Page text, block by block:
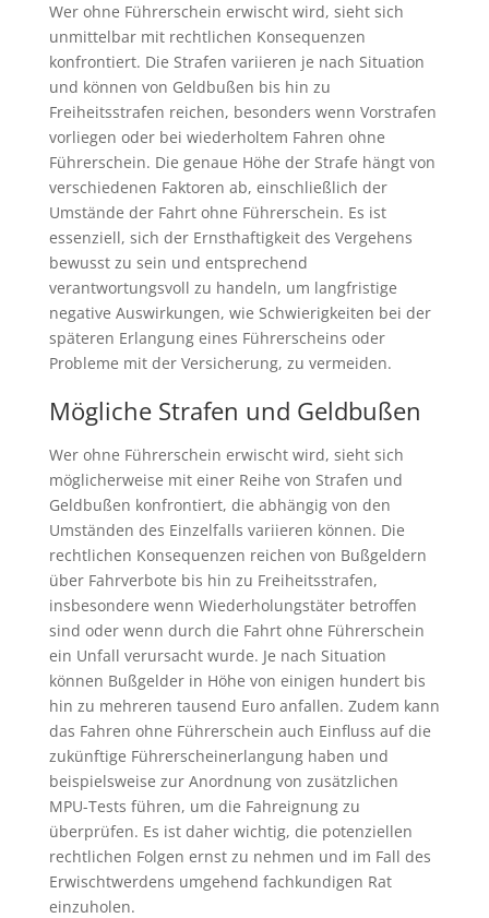
Wer ohne Führerschein erwischt wird, sieht sich
unmittelbar mit rechtlichen Konsequenzen
konfrontiert. Die Strafen variieren je nach Situation
und können von Geldbußen bis hin zu
Freiheitsstrafen reichen, besonders wenn Vorstrafen
vorliegen oder bei wiederholtem Fahren ohne
Führerschein. Die genaue Höhe der Strafe hängt von
verschiedenen Faktoren ab, einschließlich der
Umstände der Fahrt ohne Führerschein. Es ist
essenziell, sich der Ernsthaftigkeit des Vergehens
bewusst zu sein und entsprechend
verantwortungsvoll zu handeln, um langfristige
negative Auswirkungen, wie Schwierigkeiten bei der
späteren Erlangung eines Führerscheins oder
Probleme mit der Versicherung, zu vermeiden.
Mögliche Strafen und Geldbußen
Wer ohne Führerschein erwischt wird, sieht sich
möglicherweise mit einer Reihe von Strafen und
Geldbußen konfrontiert, die abhängig von den
Umständen des Einzelfalls variieren können. Die
rechtlichen Konsequenzen reichen von Bußgeldern
über Fahrverbote bis hin zu Freiheitsstrafen,
insbesondere wenn Wiederholungstäter betroffen
sind oder wenn durch die Fahrt ohne Führerschein
ein Unfall verursacht wurde. Je nach Situation
können Bußgelder in Höhe von einigen hundert bis
hin zu mehreren tausend Euro anfallen. Zudem kann
das Fahren ohne Führerschein auch Einfluss auf die
zukünftige Führerscheinerlangung haben und
beispielsweise zur Anordnung von zusätzlichen
MPU-Tests führen, um die Fahreignung zu
überprüfen. Es ist daher wichtig, die potenziellen
rechtlichen Folgen ernst zu nehmen und im Fall des
Erwischtwerdens umgehend fachkundigen Rat
einzuholen.